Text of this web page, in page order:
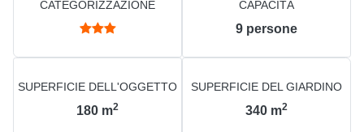
CATEGORIZZAZIONE CAPACITÀ
9 persone
SUPERFICIE DELL'OGGETTO
180 m2
SUPERFICIE DEL GIARDINO
340 m2